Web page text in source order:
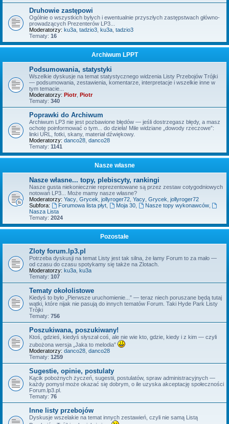
Druhowie zastępowi
Ogólnie o wszystkich byłych i ewentualnie przyszłych zastępstwach główno-
prowadzących Prezenterów LP3...
Moderatorzy: ku3a tadzio3 ku3a tadzio3
Tematy: 16
Archiwum LPPT
Podsumowania, statystyki
Wszelkie dyskusje na temat statystycznego widzenia Listy Przebojów Trójki
— podsumowania, zestawienia, komentarze, interpretacje i wszelkie inne w
tym temacie...
Moderatorzy: Piotr, Piotr
Tematy: 340
Poprawki do Archiwum
Archiwum LP3 nie jest pozbawione błędów — jeśli dostrzegasz błędy, a masz
ochotę poinformować o tym... do dzieła! Mile widziane „dowody rzeczowe”:
linki URL, fotki, skany, materiał dźwiękowy.
Moderatorzy: danco28 danco28
Tematy: 1141
Nasze własne
Nasze własne... topy, plebiscyty, rankingi
Nasze gusta niekoniecznie reprezentowane są przez zestaw cotygodniowych
notowań LP3... Może mamy nasze własne?
Moderatorzy: Yacy Grycek jollyroger72 Yacy Grycek jollyroger72
Subfora:
Forumowa lista płyt, Moja 30, Nasze topy wykonawców,
Nasza Lista
Tematy: 2024
Pozostałe
Zloty forum.lp3.pl
Potrzeba dyskusji na temat Listy jest tak silna, że łamy Forum to za mało —
od czasu do czasu spotykamy się także na Zlotach.
Moderatorzy: ku3a ku3a
Tematy: 107
Tematy okołolistowe
Kiedyś to było „Pierwsze uruchomienie...” — teraz niech poruszane będą tutaj
wątki, które nijak nie pasują do innych tematów Forum. Taki Hyde Park Listy
Trójki
Tematy: 756
Poszukiwana, poszukiwany!
Ktoś, gdzieś, kiedyś słyszał coś, ale nie wie kto, gdzie, kiedy i z kim — czyli
zubożona wersja „Jaka to melodia”
Moderatorzy: danco28 danco28
Tematy: 1259
Sugestie, opinie, postulaty
Kącik pobożnych życzeń, sugestii, postulatów, spraw administracyjnych —
każdy pomysł może okazać się dobrym, o ile uzyska akceptację społeczności
Forum.lp3.pl.
Tematy: 76
Inne listy przebojów
Dyskusje wszelakie na temat innych zestawień, czyli nie samą Listą